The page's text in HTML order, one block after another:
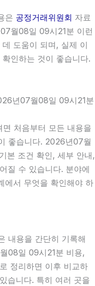
은 공정거래위원회 자료
월08일 09시21분 이런
도움이 되며, 실제 이
인하는 것이 좋습니다.
년07월08일 09시21분
처음부터 모든 내용을
좋습니다. 2026년07월
본 조건 확인, 세부 안내,
질 수 있습니다. 분야에
에서 무엇을 확인해야 하
내용을 간단히 기록해
08일 09시21분 비용,
정리하면 이후 비교하
습니다. 특히 여러 곳을